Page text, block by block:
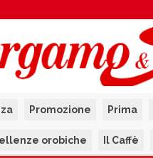
Promozione Prima
orobiche Il Caffè